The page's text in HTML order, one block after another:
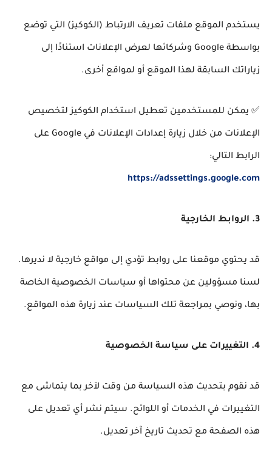
يستخدم الموقع ملفات تعريف الارتباط (الكوكيز) التي توضع
بواسطة Google وشركائها لعرض الإعلانات استنادًا إلى
زياراتك السابقة لهذا الموقع أو لمواقع أخرى.
✅ يمكن للمستخدمين تعطيل استخدام الكوكيز لتخصيص
الإعلانات من خلال زيارة إعدادات الإعلانات في Google على
الرابط التالي:
https://adssettings.google.com
3. الروابط الخارجية
قد يحتوي موقعنا على روابط تؤدي إلى مواقع خارجية لا نديرها.
لسنا مسؤولين عن محتواها أو سياسات الخصوصية الخاصة
بها، ونوصي بمراجعة تلك السياسات عند زيارة هذه المواقع.
4. التغييرات على سياسة الخصوصية
قد نقوم بتحديث هذه السياسة من وقت لآخر بما يتماشى مع
التغييرات في الخدمات أو اللوائح. سيتم نشر أي تعديل على
هذه الصفحة مع تحديث تاريخ آخر تعديل.